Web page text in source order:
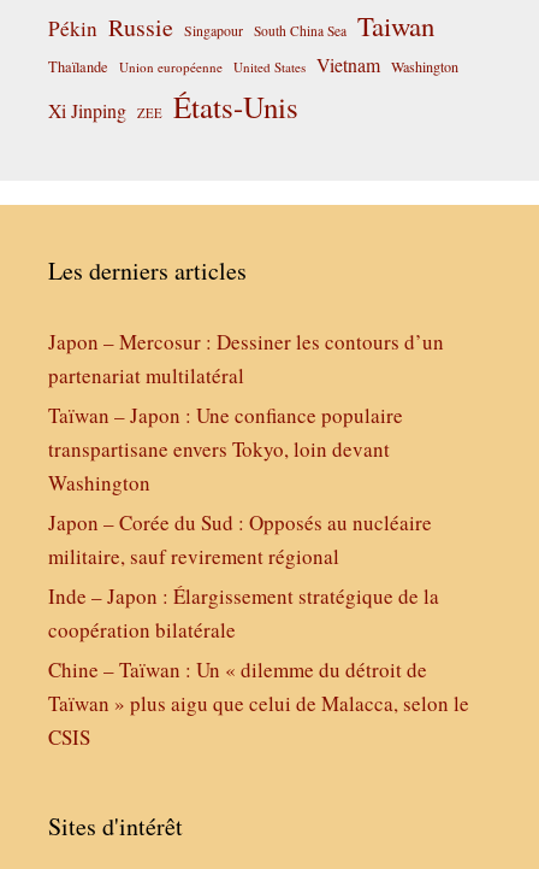
Pékin Russie Singapour South China Sea Taiwan
Thaïlande Union européenne United States Vietnam Washington
Xi Jinping ZEE États-Unis
Les derniers articles
Japon – Mercosur : Dessiner les contours d’un
partenariat multilatéral
Taïwan – Japon : Une confiance populaire
transpartisane envers Tokyo, loin devant
Washington
Japon – Corée du Sud : Opposés au nucléaire
militaire, sauf revirement régional
Inde – Japon : Élargissement stratégique de la
coopération bilatérale
Chine – Taïwan : Un « dilemme du détroit de
Taïwan » plus aigu que celui de Malacca, selon le
CSIS
Sites d'intérêt